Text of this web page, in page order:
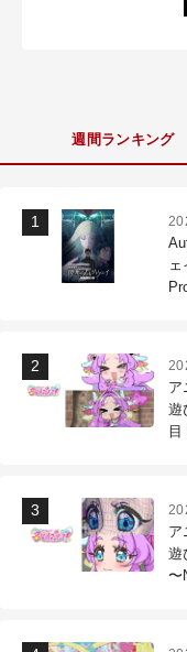
週間ランキング
ア
遊
目
ア
遊
〜